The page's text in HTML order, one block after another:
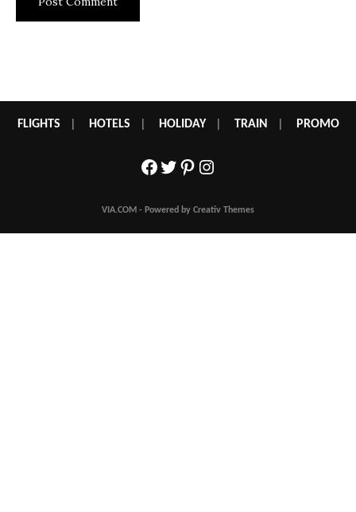
FLIGHTS HOTELS HOLIDAY| TRAIN PROMO
Facebook
Twitter
Pinterest
Instagram
VIA.COM - Powered by Creativ Themes